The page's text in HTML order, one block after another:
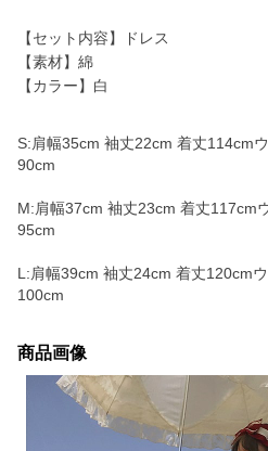
【セット内容】ドレス
【素材】綿
【カラー】白
S:肩幅35cm 袖丈22cm 着丈114cm
90cm
M:肩幅37cm 袖丈23cm 着丈117cm
95cm
L:肩幅39cm 袖丈24cm 着丈120cm
100cm
商品画像